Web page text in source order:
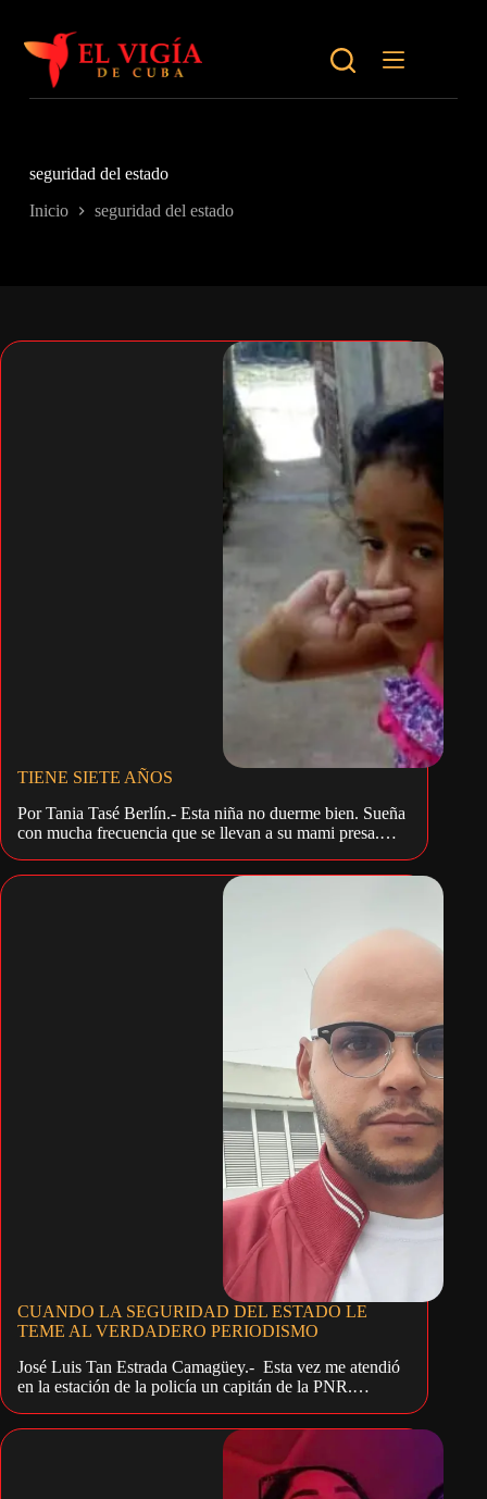
contenido
seguridad del estado
Inicio seguridad del estado
TIENE SIETE AÑOS
Por Tania Tasé Berlín.- Esta niña no duerme bien. Sueña
con mucha frecuencia que se llevan a su mami presa.…
CUANDO LA SEGURIDAD DEL ESTADO LE
TEME AL VERDADERO PERIODISMO
José Luis Tan Estrada Camagüey.- Esta vez me atendió
en la estación de la policía un capitán de la PNR.…